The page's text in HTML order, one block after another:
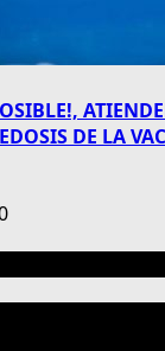
DE LA